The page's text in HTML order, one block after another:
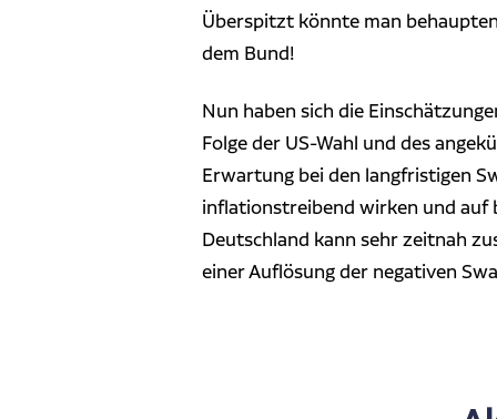
Überspitzt könnte man
dem Bund!
Nun haben sich die
Folge der US-Wahl und des
Erwartung bei den langfristigen
inflationstreibend wirken und auf
Deutschland kann sehr zeitnah
einer Auflösung der negativen